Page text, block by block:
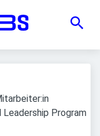
Program